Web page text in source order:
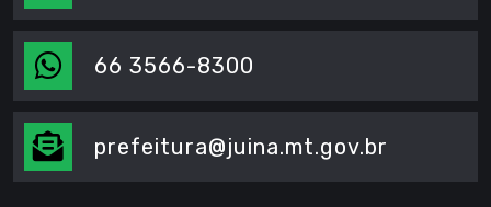
66 3566-8300
prefeitura@juina.mt.gov.br